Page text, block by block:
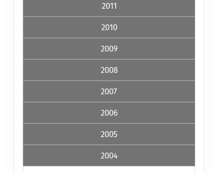
2011
2010
2009
2008
2007
2006
2005
2004